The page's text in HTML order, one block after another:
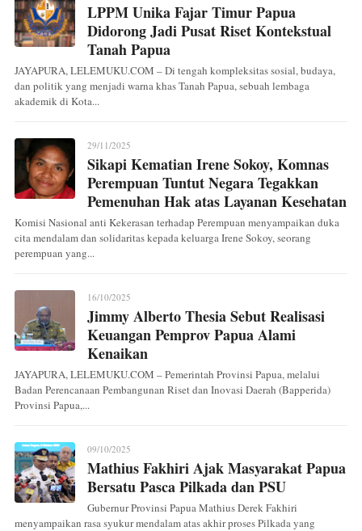
LPPM Unika Fajar Timur Papua
Didorong Jadi Pusat Riset Kontekstual
Tanah Papua
JAYAPURA, LELEMUKU.COM – Di tengah kompleksitas sosial, budaya,
dan politik yang menjadi warna khas Tanah Papua, sebuah lembaga
akademik di Kota...
29/11/2025
Sikapi Kematian Irene Sokoy, Komnas
Perempuan Tuntut Negara Tegakkan
Pemenuhan Hak atas Layanan Kesehatan
Komisi Nasional anti Kekerasan terhadap Perempuan menyampaikan duka
cita mendalam dan solidaritas kepada keluarga Irene Sokoy, seorang
perempuan yang...
16/10/2025
Jimmy Alberto Thesia Sebut Realisasi
Keuangan Pemprov Papua Alami
Kenaikan
JAYAPURA, LELEMUKU.COM – Pemerintah Provinsi Papua, melalui
Badan Perencanaan Pembangunan Riset dan Inovasi Daerah (Bapperida)
Provinsi Papua,...
09/10/2025
Mathius Fakhiri Ajak Masyarakat Papua
Bersatu Pasca Pilkada dan PSU
Gubernur Provinsi Papua Mathius Derek Fakhiri
menyampaikan rasa syukur mendalam atas akhir proses Pilkada yang